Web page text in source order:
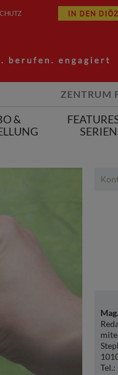
IN DEN
ZENTRUM
&
SERIEN